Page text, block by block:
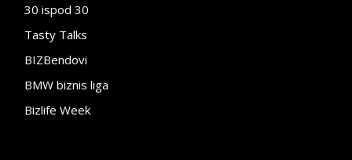
30 ispod 30
Tasty Talks
BIZBendovi
BMW biznis liga
Bizlife Week